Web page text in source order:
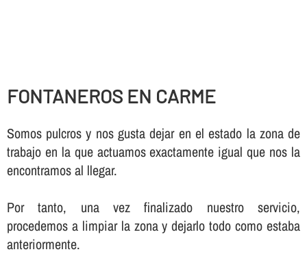
FONTANEROS EN CARME
Somos pulcros y nos gusta dejar en el estado la zona de
trabajo en la que actuamos exactamente igual que nos la
encontramos al llegar.
Por tanto, una vez finalizado nuestro servicio,
procedemos a limpiar la zona y dejarlo todo como estaba
anteriormente.